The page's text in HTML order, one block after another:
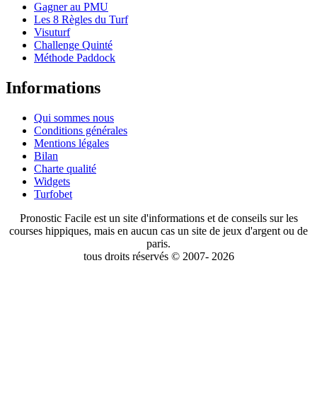
Gagner au PMU
Les 8 Règles du Turf
Visuturf
Challenge Quinté
Méthode Paddock
Informations
Qui sommes nous
Conditions générales
Mentions légales
Bilan
Charte qualité
Widgets
Turfobet
Pronostic Facile est un site d'informations et de conseils sur les
courses hippiques, mais en aucun cas un site de jeux d'argent ou de
paris.
tous droits réservés © 2007- 2026